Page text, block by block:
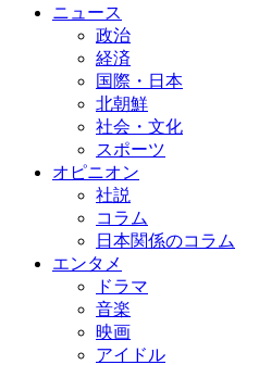
ニュース
政治
経済
国際・日本
北朝鮮
社会・文化
スポーツ
オピニオン
社説
コラム
日本関係のコラム
エンタメ
ドラマ
音楽
映画
アイドル